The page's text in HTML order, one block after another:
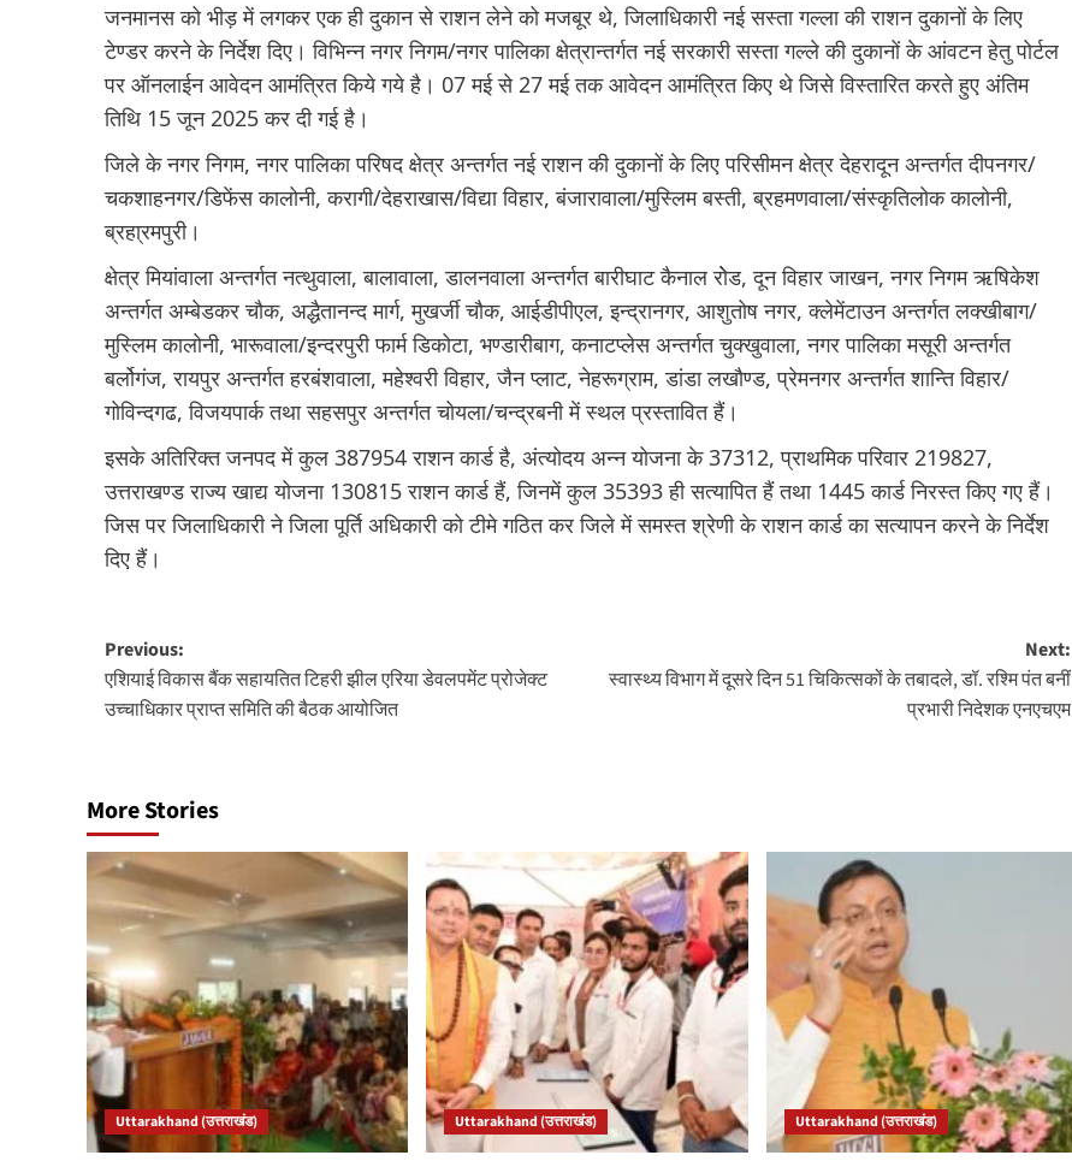
जनमानस को भीड़ में लगकर एक ही दुकान से राशन लेने को मजबूर थे, जिलाधिकारी नई सस्ता गल्ला की राशन दुकानों के लिए
टेण्डर करने के निर्देश दिए। विभिन्न नगर निगम/नगर पालिका क्षेत्रान्तर्गत नई सरकारी सस्ता गल्ले की दुकानों के आंवटन हेतु पोर्टल
पर ऑनलाईन आवेदन आमंत्रित किये गये है। 07 मई से 27 मई तक आवेदन आमंत्रित किए थे जिसे विस्तारित करते हुए अंतिम
तिथि 15 जून 2025 कर दी गई है।
जिले के नगर निगम, नगर पालिका परिषद क्षेत्र अन्तर्गत नई राशन की दुकानों के लिए परिसीमन क्षेत्र देहरादून अन्तर्गत दीपनगर/
चकशाहनगर/डिफेंस कालोनी, करागी/देहराखास/विद्या विहार, बंजारावाला/मुस्लिम बस्ती, ब्रहमणवाला/संस्कृतिलोक कालोनी,
ब्रहा्रमपुरी।
क्षेत्र मियांवाला अन्तर्गत नत्थुवाला, बालावाला, डालनवाला अन्तर्गत बारीघाट कैनाल रोेड, दून विहार जाखन, नगर निगम ऋषिकेश
अन्तर्गत अम्बेडकर चौक, अद्धैतानन्द मार्ग, मुखर्जी चौक, आईडीपीएल, इन्द्रानगर, आशुतोष नगर, क्लेमेंटाउन अन्तर्गत लक्खीबाग/
मुस्लिम कालोनी, भारूवाला/इन्दरपुरी फार्म डिकोटा, भण्डारीबाग, कनाटप्लेस अन्तर्गत चुक्खुवाला, नगर पालिका मसूरी अन्तर्गत
बर्लोगंज, रायपुर अन्तर्गत हरबंशवाला, महेश्वरी विहार, जैन प्लाट, नेहरूग्राम, डांडा लखौण्ड, प्रेमनगर अन्तर्गत शान्ति विहार/
गोविन्दगढ, विजयपार्क तथा सहसपुर अन्तर्गत चोयला/चन्द्रबनी में स्थल प्रस्तावित हैं।
इसके अतिरिक्त जनपद में कुल 387954 राशन कार्ड है, अंत्योदय अन्न योजना के 37312, प्राथमिक परिवार 219827,
उत्तराखण्ड राज्य खाद्य योजना 130815 राशन कार्ड हैं, जिनमें कुल 35393 ही सत्यापित हैं तथा 1445 कार्ड निरस्त किए गए हैं।
जिस पर जिलाधिकारी ने जिला पूर्ति अधिकारी को टीमे गठित कर जिले में समस्त श्रेणी के राशन कार्ड का सत्यापन करने के निर्देश
दिए हैं।
Post
navigation
Previous:
एशियाई विकास बैंक सहायतित टिहरी झील एरिया डेवलपमेंट प्रोजेक्ट
उच्चाधिकार प्राप्त समिति की बैठक आयोजित
Next:
स्वास्थ्य विभाग में दूसरे दिन 51 चिकित्सकों के तबादले, डॉ. रश्मि पंत बनीं
प्रभारी निदेशक एनएचएम
More Stories
Uttarakhand (उत्तराखंड) Uttarakhand (उत्तराखंड) Uttarakhand (उत्तराखंड)